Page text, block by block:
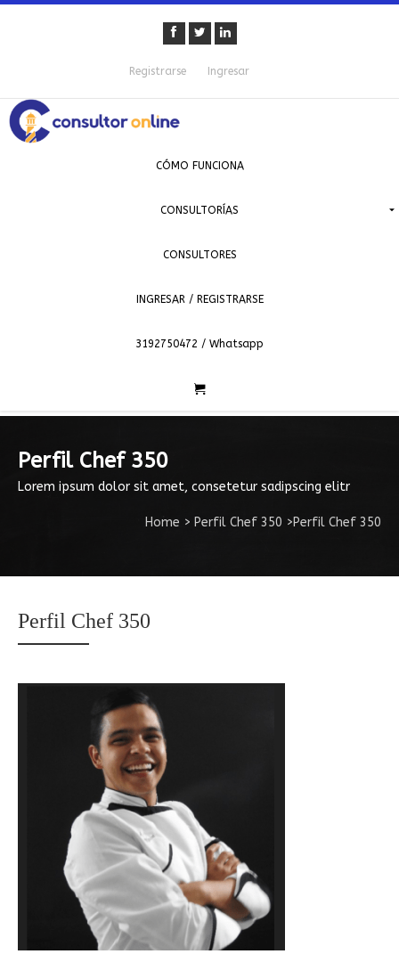
Registrarse Ingresar
CÓMO FUNCIONA
CONSULTORÍAS
CONSULTORES
INGRESAR / REGISTRARSE
3192750472 / Whatsapp
Perfil Chef 350
Lorem ipsum dolor sit amet, consetetur sadipscing elitr
Home > Perfil Chef 350 >Perfil Chef 350
Perfil Chef 350